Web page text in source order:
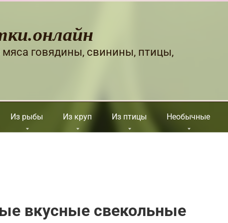
мяса говядины, свинины, птицы,
Из рыбы Из круп Из птицы Необычные
вкусные свекольные